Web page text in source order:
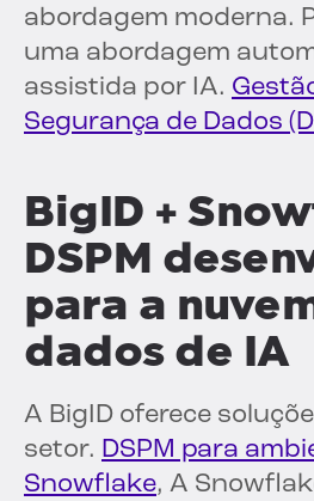
abordagem moderna.
uma abordagem
assistida por IA.
Segurança de Dados
BigID +
DSPM
para a
dados de IA
A BigID oferece
setor. DSPM para
Snowflake, A